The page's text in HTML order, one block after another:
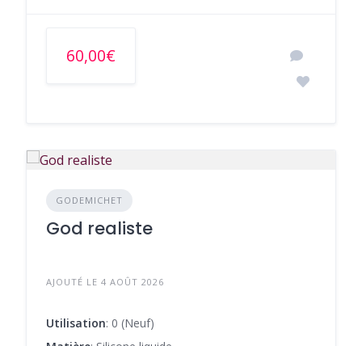
60,00€
GODEMICHET
God realiste
AJOUTÉ LE 4 AOÛT 2026
Utilisation: 0 (Neuf)